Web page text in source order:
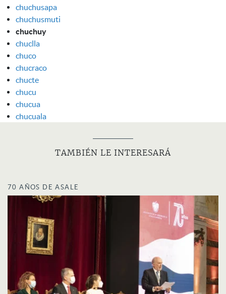
chuchusapa
chuchusmuti
chuchuy
chuclla
chuco
chucraco
chucte
chucu
chucua
chucuala
TAMBIÉN LE INTERESARÁ
70 AÑOS DE ASALE